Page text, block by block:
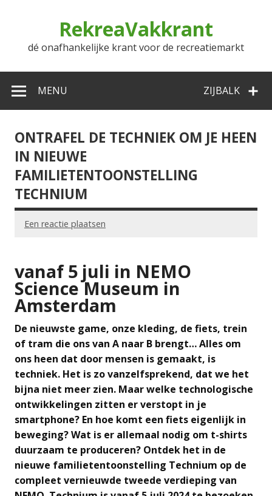
RekreaVakkrant
dé onafhankelijke krant voor de recreatiemarkt
ZIJBALK
MENU
ONTRAFEL DE TECHNIEK OM JE HEEN
IN NIEUWE
FAMILIETENTOONSTELLING
TECHNIUM
Een reactie plaatsen
vanaf 5 juli in NEMO
Science Museum in
Amsterdam
De nieuwste game, onze kleding, de fiets, trein
of tram die ons van A naar B brengt… Alles om
ons heen dat door mensen is gemaakt, is
techniek. Het is zo vanzelfsprekend, dat we het
bijna niet meer zien. Maar welke technologische
ontwikkelingen zitten er verstopt in je
smartphone? En hoe komt een fiets eigenlijk in
beweging? Wat is er allemaal nodig om t-shirts
duurzaam te produceren? Ontdek het in de
nieuwe familietentoonstelling Technium op de
compleet vernieuwde tweede verdieping van